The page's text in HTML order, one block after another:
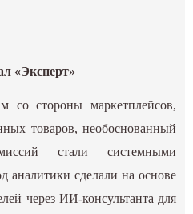
Наука
ГИД
«Эксперт»
со стороны маркетплейсов,
товаров, необоснованный
стали системными
сделали на основе
через ИИ-консультанта для